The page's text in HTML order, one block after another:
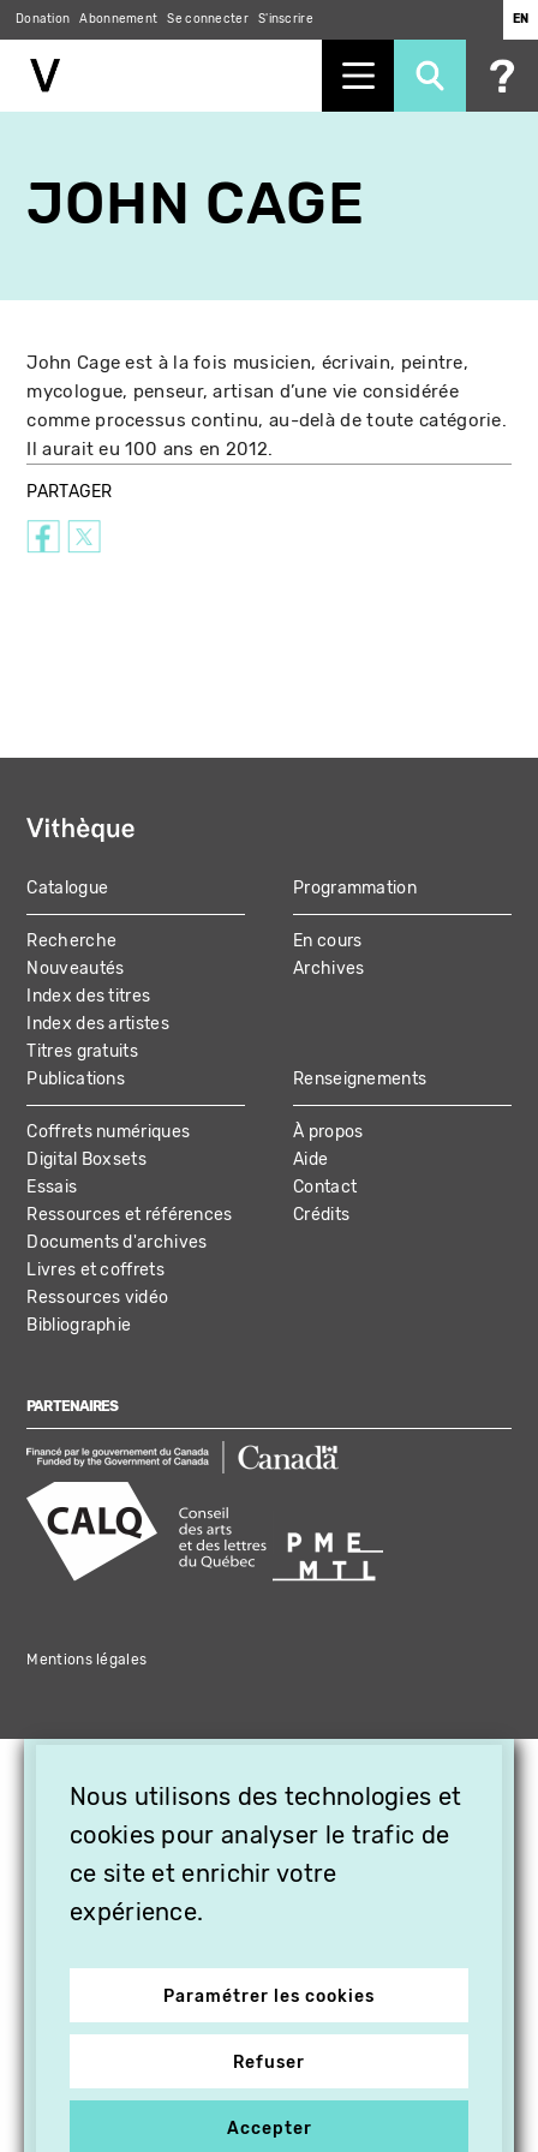
contenu
principal
Donation Abonnement Se connecter S'inscrire EN
JOHN CAGE
John Cage est à la fois musicien, écrivain, peintre,
mycologue, penseur, artisan d’une vie considérée
comme processus continu, au-delà de toute catégorie.
Il aurait eu 100 ans en 2012.
PARTAGER
MAIN
NAVIGATION
Catalogue
Recherche
Nouveautés
Index des titres
Index des artistes
Titres gratuits
Programmation
En cours
Archives
Publications
Coffrets numériques
Digital Boxsets
Essais
Ressources et références
Documents d'archives
Livres et coffrets
Ressources vidéo
Bibliographie
Renseignements
À propos
Aide
Contact
Crédits
PARTENAIRES
Mentions légales
Nous utilisons des technologies et
cookies pour analyser le trafic de
ce site et enrichir votre
expérience.
Paramétrer les cookies
Refuser
Accepter
OFFREZ LA VIDÉO EN
CADEAU, ABONNEZ VOS
PROCHES À VITHÈQUE !